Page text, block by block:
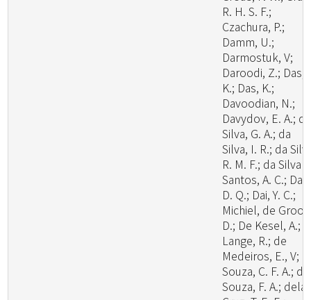
R. H. S. F.;
Czachura, P.;
Damm, U.;
Darmostuk, V;
Daroodi, Z.; Das,
K.; Das, K.;
Davoodian, N.;
Davydov, E. A.; da
Silva, G. A.; da
Silva, I. R.; da
R. M. F.; da Silva
Santos, A. C.; Dai,
D. Q.; Dai, Y. C.;
Michiel, de Groot
D.; De Kesel, A.;
Lange, R.; de
Medeiros, E., V;
Souza, C. F. A.; de
Souza, F. A.; dela